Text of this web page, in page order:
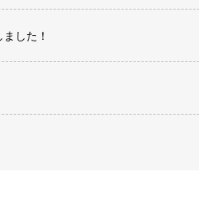
した！